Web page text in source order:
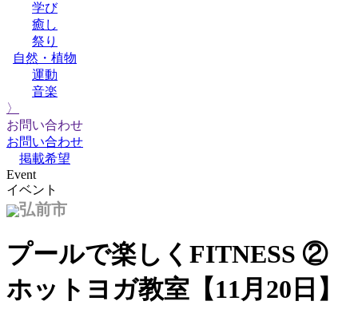
学び
癒し
祭り
自然・植物
運動
音楽
〉
お問い合わせ
お問い合わせ
掲載希望
Event
イベント
弘前市
プールで楽しくFITNESS ②
ホットヨガ教室【11月20日】